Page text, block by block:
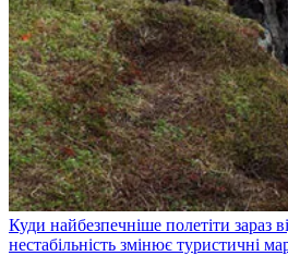
Куди найбезпечніше полетіти зараз
нестабільність змінює туристичні